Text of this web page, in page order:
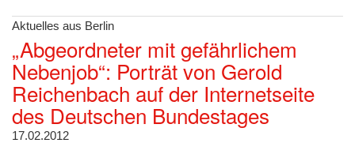
Aktuelles aus Berlin
„Abgeordneter mit gefährlichem
Nebenjob“: Porträt von Gerold
Reichenbach auf der Internetseite
des Deutschen Bundestages
17.02.2012